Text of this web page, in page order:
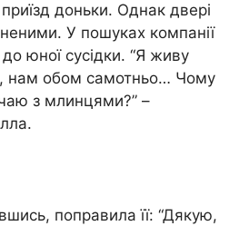
доньки. Однак двері
У пошуках компанії
юної сусідки. “Я живу
нам обом самотньо… Чому
з млинцями?” –
поправила її: “Дякую,